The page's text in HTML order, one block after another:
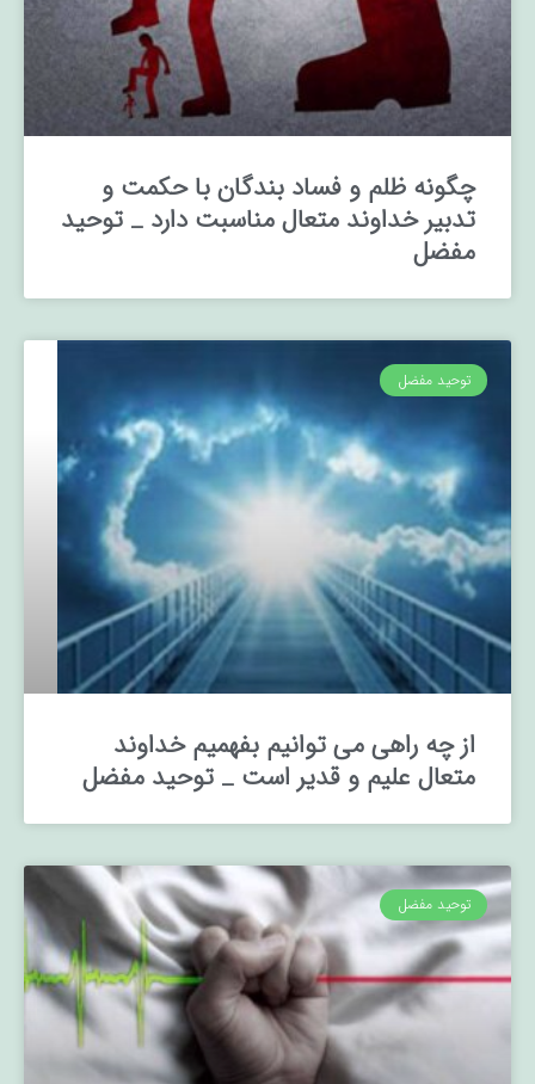
چگونه ظلم و فساد بندگان با حکمت و
تدبیر خداوند متعال مناسبت دارد _ توحید
مفضل
توحید مفضل
از چه راهی می توانیم بفهمیم خداوند
متعال علیم و قدیر است _ توحید مفضل
توحید مفضل